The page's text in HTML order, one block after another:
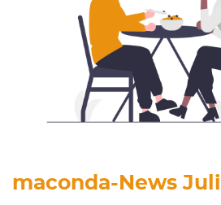
maconda-News